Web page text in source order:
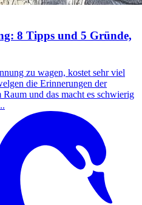
8 Tipps und 5 Gründe,
zu wagen, kostet sehr viel
die Erinnerungen der
und das macht es schwierig